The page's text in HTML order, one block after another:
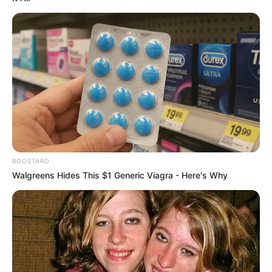
Anggota Numeros yang muncul paling awal dan berhasil
membobol markas MATA serta mencuri IRIS.
Trez
Pria bertubuh besar dengan lengan cybernetic yang
memungkinkannya mengangkat beban 10 kali lebih berat dari
manusia normal.
Cinco
Penemu khusus MATA yang menciptakan senjata, jas, dan
perangkat untuk agen MATA.
Seis dan Siete
sepak yang menghasilkan benturan tinggi saat ditendang ke
sasaran.
Ocho
Robot yang menguasai mikrobug. Gerakan dan serangannya
menggunakan mikrobug dikendalikan oleh Cinco.
BOOSTARO
Walgreens Hides This $1 Generic Viagra - Here's Why